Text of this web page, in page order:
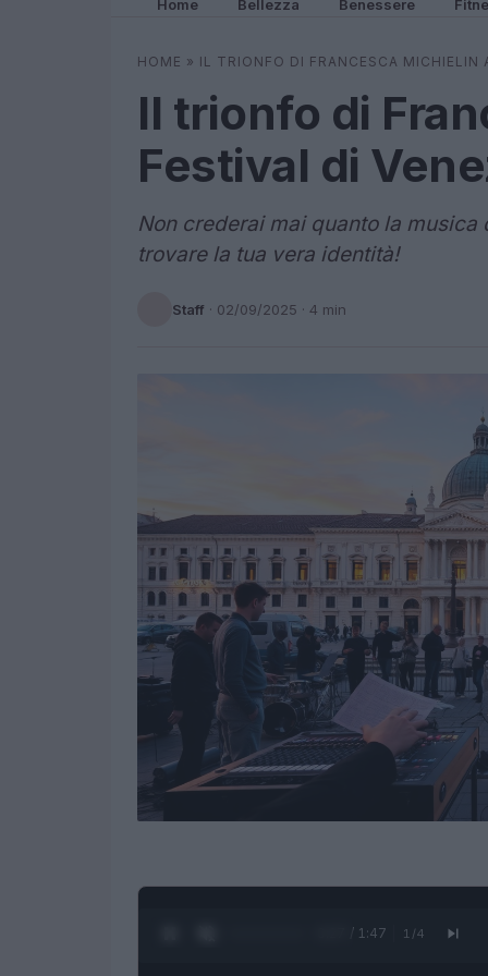
Home Bellezza Benessere
HOME » IL TRIONFO DI FRANCESCA MICHIELIN
Il trionfo di
Festival di
Non crederai mai quanto la
trovare la tua vera identità!
Staff · 02/09/2025 · 4 min
0:28 / 1:47 1 /4